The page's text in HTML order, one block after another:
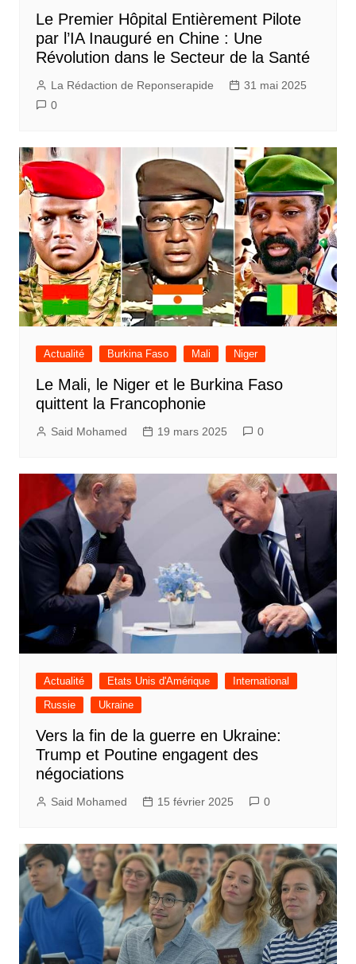
Le Premier Hôpital Entièrement Pilote
par l’IA Inauguré en Chine : Une
Révolution dans le Secteur de la Santé
La Rédaction de Reponserapide
31 mai 2025
0
Actualité Burkina Faso Mali Niger
Le Mali, le Niger et le Burkina Faso
quittent la Francophonie
Said Mohamed 19 mars 2025 0
Actualité Etats Unis d'Amérique
International
Russie
Ukraine
Vers la fin de la guerre en Ukraine:
Trump et Poutine engagent des
négociations
Said Mohamed 15 février 2025 0